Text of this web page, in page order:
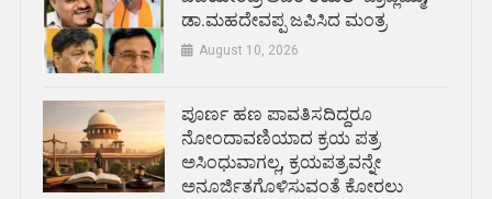
ಡಾ.ಮಹದೇವಪ್ಪ ಜಪಿಸಿದ ಮಂತ್ರ
August 10, 2026
ಪೂರ್ಣ ಹಣ ಪಾವತಿಸದಿದ್ದರೂ
ನೋಂದಾವಣಿಯಾದ ಕ್ರಯ ಪತ್ರ
ಅಸಿಂಧುವಾಗಲ್ಲ, ಕ್ರಯಪತ್ರವನ್ನೇ
ಅನೂರ್ಜಿತಗೊಳಿಸುವಂತೆ ಕೋರಲು